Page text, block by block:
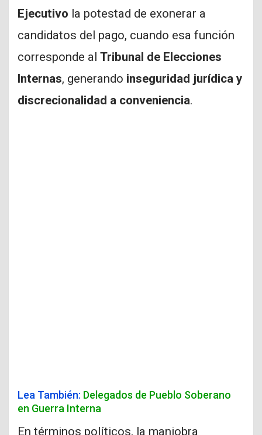
Ejecutivo la potestad de exonerar a
candidatos del pago, cuando esa función
corresponde al Tribunal de Elecciones
Internas, generando inseguridad jurídica y
discrecionalidad a conveniencia.
Lea También: Delegados de Pueblo Soberano
en Guerra Interna
En términos políticos, la maniobra